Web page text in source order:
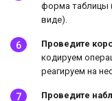
форма таблицы
виде).
Проведите
кодируем
реагируем на
Проведите